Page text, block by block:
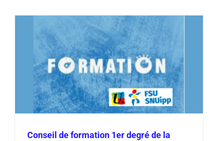
Conseil de formation 1er degré de la